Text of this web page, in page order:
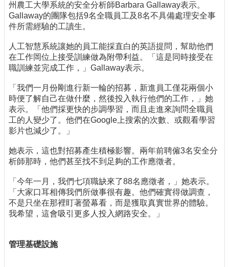
州農工大學系統的安全分析師Barbara Gallaway表示。
Gallaway的團隊包括9名全職員工及8名不具備處理安全事
件所需經驗的工讀生。
人工智慧系統讓她的員工能採直白的英語提問，幫助他們
在工作岡位上接受訓練做為附帶利益。「這是同時接受在
職訓練並完成工作，」Gallaway表示。
「我們一月份剛進行新一輪的招募，新進員工僅花兩個小
時便了解自己在做什麼，然後投入執行他們的工作，」她
表示。「他們採更快的步調學習，而且走進來詢問全職員
工的人變少了。他們在Google上搜索的次數、或觀看學習
影片也減少了。」
她表示，這也對招募產生積極影響。兩年前聘僱3名安全分
析師那時，他們甚至找不到足夠的工作應徵者。
「今年一月，我們七項職缺來了88名應徵者，」她表示。
「大家口耳相傳我們所做事很有趣。他們確實得做調查，
不是只坐在那裡盯著螢幕看，而是獲取真實世界的體驗。
我希望，這會吸引更多人投入網路安全。」
管理基礎設施